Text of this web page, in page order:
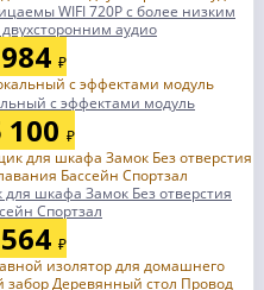
WIFI 720P с более низким
аудио
₽
с эффектами модуль
100 ₽
шкафа Замок Без отверстия
Спортзал
₽